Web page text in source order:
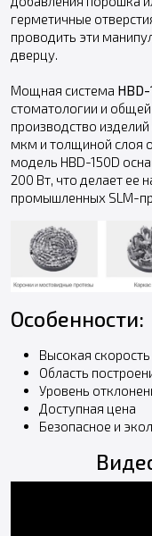
герметичные
проводить эти
дверцу.
Мощная система
стоматологии и
производство
мкм и толщиной слоя
модель HBD-150D
200 Вт, что делает ее
промышленных SLM-
Особенности:
Высокая
Область
Уровень
Доступная цена
Безопасное и